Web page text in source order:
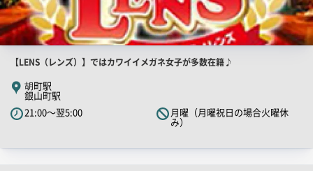
店
舗
PR
キ
ッ
【LENS（レンズ）】ではカワイイメガネ女子が多数在籍♪
胡町駅
銀山町駅
21:00～翌5:00
月曜（月曜祝日の場合火曜休
み）